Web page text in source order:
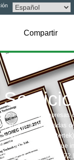
Compartir
Servicios
entre las empresas
y acreditadas
incluyen: UL,
de acreditación que